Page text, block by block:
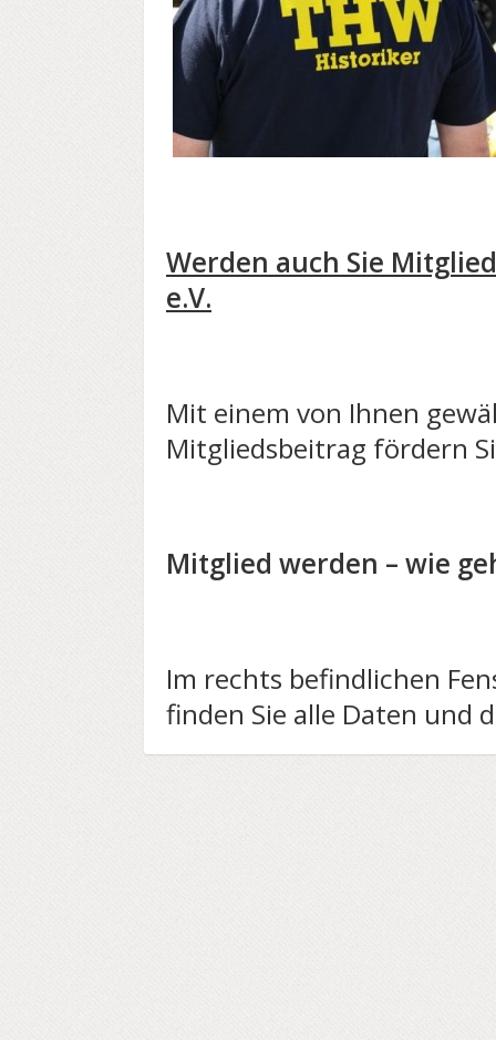
Werden auch Sie
e.V.
Mit einem von Ihnen
Mitgliedsbeitrag fördern
Mitglied werden – wie
Im rechts befindlichen
finden Sie alle Daten und